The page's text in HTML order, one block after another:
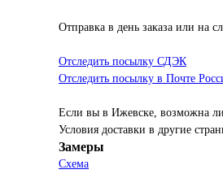
Отправка в день заказа или на
Отследить посылку СДЭК
Отследить посылку в Почте
Если вы в Ижевске, возможна
Условия доставки в другие
Замеры
Схема